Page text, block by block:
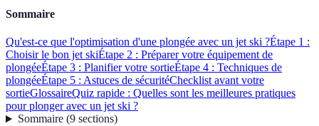
Sommaire
Qu'est-ce que l'optimisation d'une plongée avec un jet ski ?Étape 1 :
Choisir le bon jet skiÉtape 2 : Préparer votre équipement de
plongéeÉtape 3 : Planifier votre sortieÉtape 4 : Techniques de
plongéeÉtape 5 : Astuces de sécuritéChecklist avant votre
sortieGlossaireQuiz rapide : Quelles sont les meilleures pratiques
pour plonger avec un jet ski ?
Sommaire(9 sections)